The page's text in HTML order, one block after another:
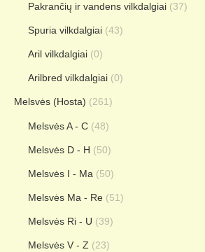
Pakrančių ir vandens vilkdalgiai (37)
Spuria vilkdalgiai (43)
Aril vilkdalgiai (0)
Arilbred vilkdalgiai (0)
Melsvės (Hosta) (261)
Melsvės A - C (48)
Melsvės D - H (50)
Melsvės I - Ma (50)
Melsvės Ma - Re (51)
Melsvės Ri - U (39)
Melsvės V - Z (23)